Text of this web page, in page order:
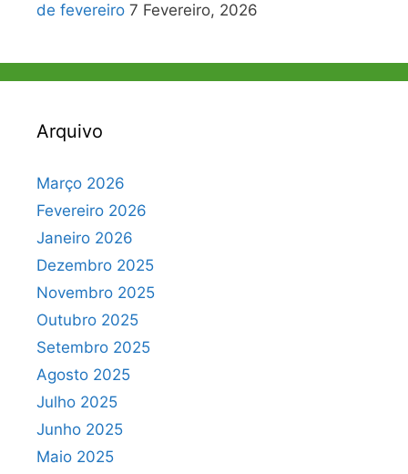
de fevereiro 7 Fevereiro, 2026
Arquivo
Março 2026
Fevereiro 2026
Janeiro 2026
Dezembro 2025
Novembro 2025
Outubro 2025
Setembro 2025
Agosto 2025
Julho 2025
Junho 2025
Maio 2025